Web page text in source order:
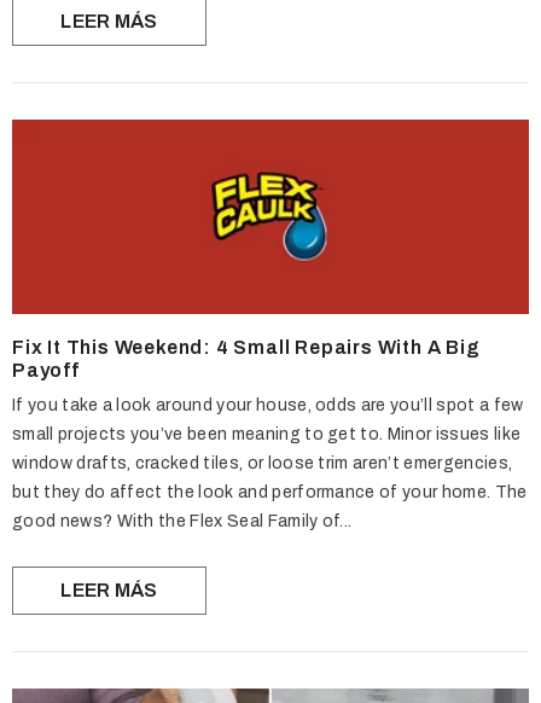
LEER MÁS
Fix It This Weekend: 4 Small Repairs With A Big
Payoff
If you take a look around your house, odds are you’ll spot a few
small projects you’ve been meaning to get to. Minor issues like
window drafts, cracked tiles, or loose trim aren’t emergencies,
but they do affect the look and performance of your home. The
good news? With the Flex Seal Family of...
LEER MÁS